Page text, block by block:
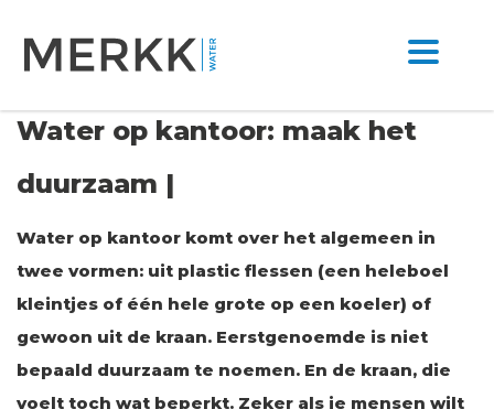
Water op kantoor: maak het
duurzaam |
Water op kantoor komt over het algemeen in
twee vormen: uit plastic flessen (een heleboel
kleintjes of één hele grote op een koeler) of
gewoon uit de kraan. Eerstgenoemde is niet
bepaald duurzaam te noemen. En de kraan, die
voelt toch wat beperkt. Zeker als je mensen wilt